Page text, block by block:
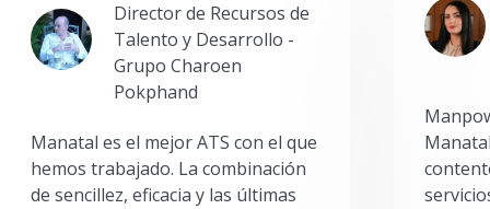
Director de Recursos de
Talento y Desarrollo -
Grupo Charoen
Pokphand
Manatal es el mejor ATS con el que
hemos trabajado. La combinación
de sencillez, eficacia y las últimas